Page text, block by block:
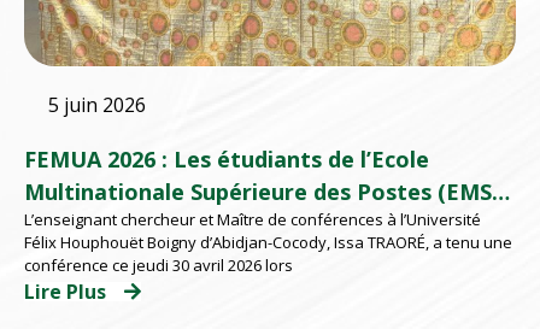
5 juin 2026
FEMUA 2026 : Les étudiants de l’Ecole
Multinationale Supérieure des Postes (EMSP)
d’Abidjan répondent présents
L’enseignant chercheur et Maître de conférences à l’Université
Félix Houphouët Boigny d’Abidjan-Cocody, Issa TRAORÉ, a tenu une
conférence ce jeudi 30 avril 2026 lors
Lire Plus